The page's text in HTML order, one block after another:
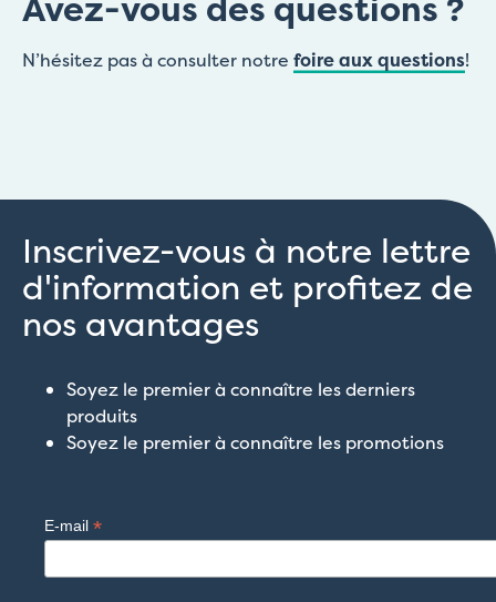
N’hésitez pas à consulter notre foire aux questions!
Inscrivez-vous à notre lettre
d'information et profitez de
nos avantages
Soyez le premier à connaître les derniers
produits
Soyez le premier à connaître les promotions
E-mail *